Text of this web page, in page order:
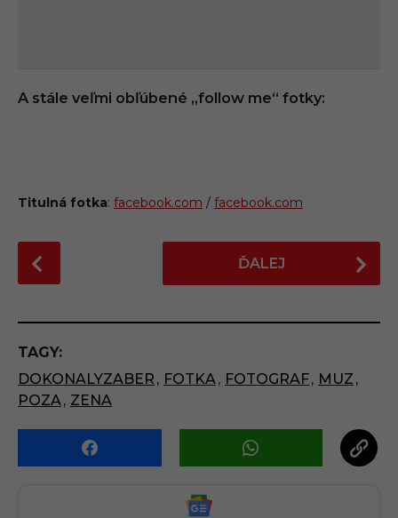
A stále veľmi obľúbené ,,follow me“ fotky:
Titulná fotka: facebook.com / facebook.com
o
t
P
a
g
i
n
a
ĎALEJ
TAGY:
DOKONALYZABER , FOTKA, FOTOGRAF, MUZ ,
POZA, ZENA